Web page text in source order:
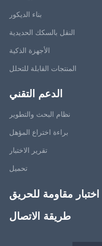
بناء الديكور
النقل بالسكك الحديدية
الأجهزة الذكية
المنتجات القابلة للتحلل
الدعم التقني
نظام البحث والتطوير
براءة اختراع المؤهل
تقرير الاختبار
تحميل
اختبار مقاومة للحريق
طريقة الاتصال